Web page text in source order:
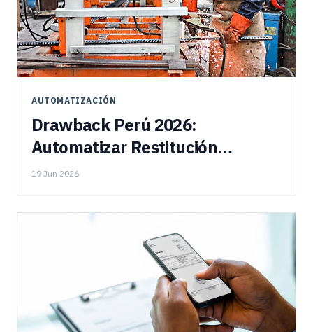
AUTOMATIZACIÓN
Drawback Perú 2026:
Automatizar Restitución
Aduanera
19 Jun 2026